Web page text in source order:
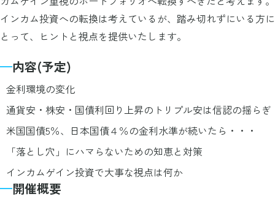
インカム投資への転換は考えているが、踏み切れずにいる方に
とって、ヒントと視点を提供いたします。
内容(予定)
金利環境の変化
通貨安・株安・国債利回り上昇のトリプル安は信認の揺らぎ
米国国債5％、日本国債４％の金利水準が続いたら・・・
「落とし穴」にハマらないための知恵と対策
インカムゲイン投資で大事な視点は何か
開催概要